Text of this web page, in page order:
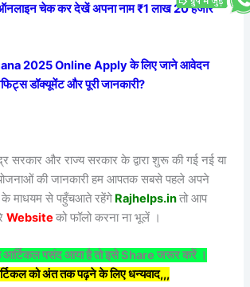
चेक कर देखें अपना नाम ₹1 लाख 20 हजार
2025 Online Apply के लिए जाने आवेदन
डॉक्यूमेंट और पूरी जानकारी?
सरकार और राज्य सरकार के द्वारा शुरू की गई नई या
योजनाओं की जानकारी हम आपतक सबसे पहले अपने
के माधयम से पहुँचआते रहेंगे Rajhelps.inतो आप
Website को फॉलो करना ना भूलें ।
पसंद आया है तो इसे Share जरूर करें ।
को अंत तक पढ़ने के लिए धन्यवाद,,,